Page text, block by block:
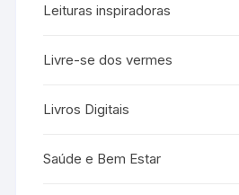
Leituras inspiradoras
Livre-se dos vermes
Livros Digitais
Saúde e Bem Estar